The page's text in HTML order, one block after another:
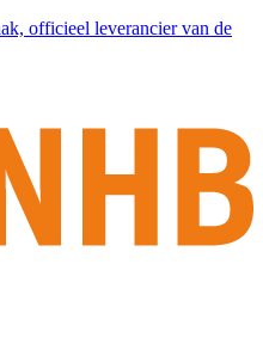
officieel leverancier van de